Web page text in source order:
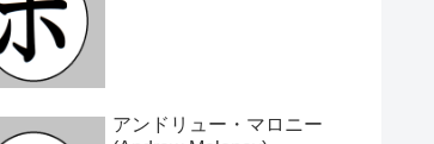
アンドリュー・マロニー